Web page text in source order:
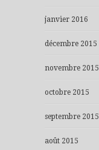
janvier 2016
décembre 2015
novembre 2015
octobre 2015
septembre 2015
août 2015